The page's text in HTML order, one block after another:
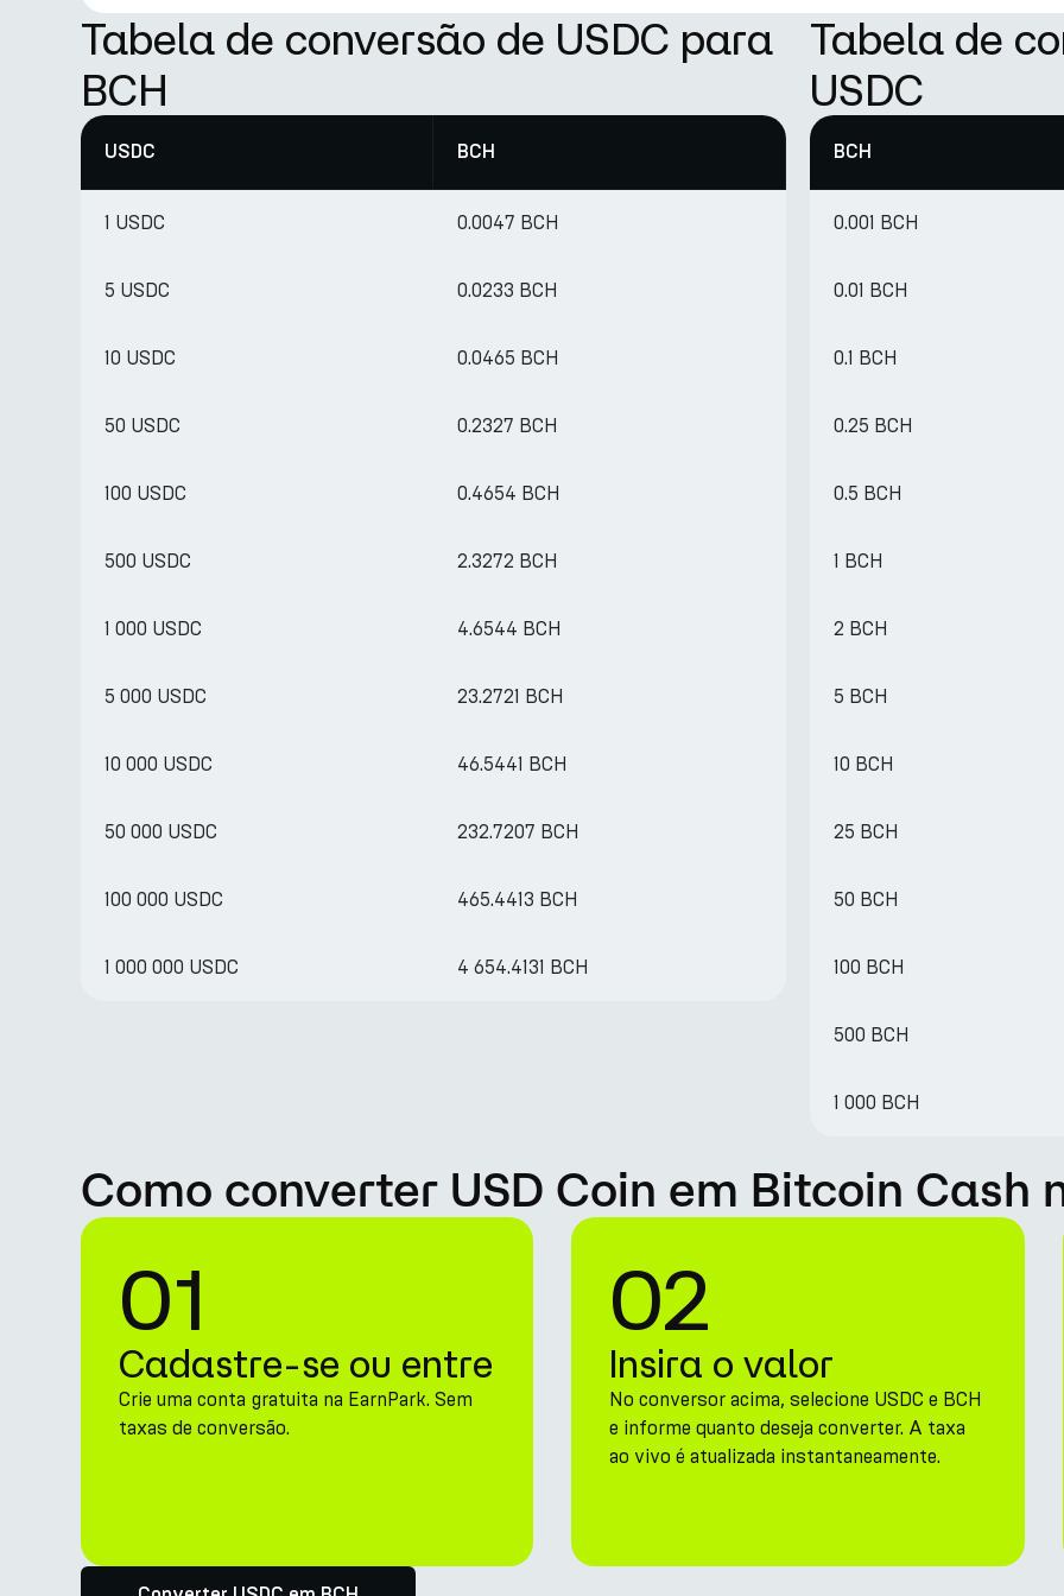
Tabela de conversão de USDC para
BCH
USDC BCH
1 USDC 0.0047 BCH
5 USDC 0.0233 BCH
10 USDC 0.0465 BCH
50 USDC 0.2327 BCH
100 USDC 0.4654 BCH
500 USDC 2.3272 BCH
1 000 USDC 4.6544 BCH
5 000 USDC 23.2721 BCH
10 000 USDC 46.5441 BCH
50 000 USDC 232.7207 BCH
100 000 USDC 465.4413 BCH
1 000 000 USDC 4 654.4131 BCH
Tabela de
USDC
BCH
0.001 BCH
0.01 BCH
0.1 BCH
0.25 BCH
0.5 BCH
1 BCH
2 BCH
5 BCH
10 BCH
25 BCH
50 BCH
100 BCH
500 BCH
1 000 BCH
Como converter USD Coin em Bitcoin Cash
01
Cadastre-se ou entre
Crie uma conta gratuita na EarnPark. Sem
taxas de conversão.
02
Insira o valor
No conversor acima, selecione USDC e BCH
e informe quanto deseja converter. A taxa
ao vivo é atualizada instantaneamente.